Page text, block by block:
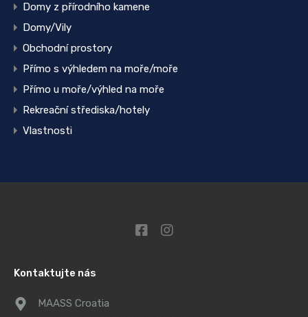
Domy z přírodního kamene
Domy/Vily
Obchodní prostory
Přímo s výhledem na moře/moře
Přímo u moře/výhled na moře
Rekreační střediska/hotely
Vlastnosti
Kontaktujte nás
MAASS Croatia